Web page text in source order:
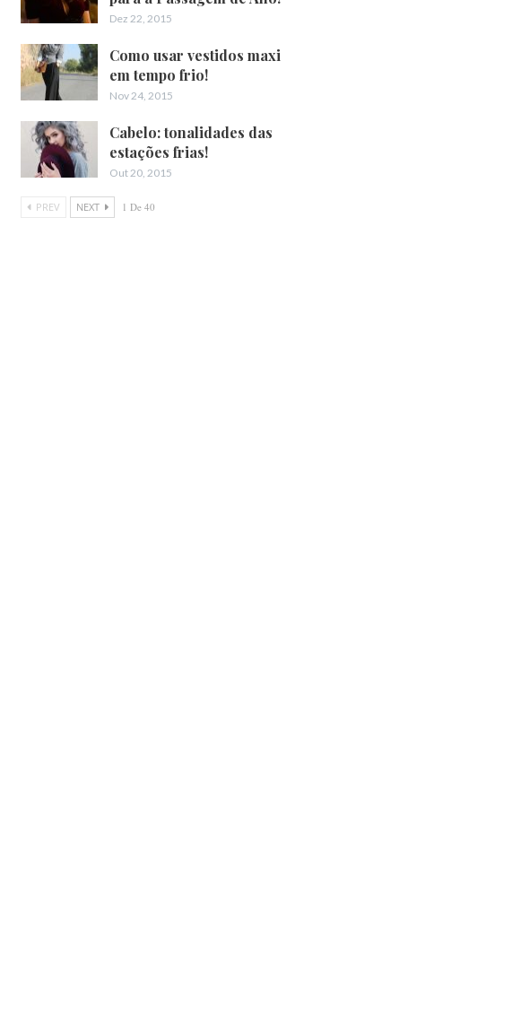
Dez 22, 2015
Como usar vestidos maxi
em tempo frio!
Nov 24, 2015
Cabelo: tonalidades das
estações frias!
Out 20, 2015
PREV NEXT 1 De 40